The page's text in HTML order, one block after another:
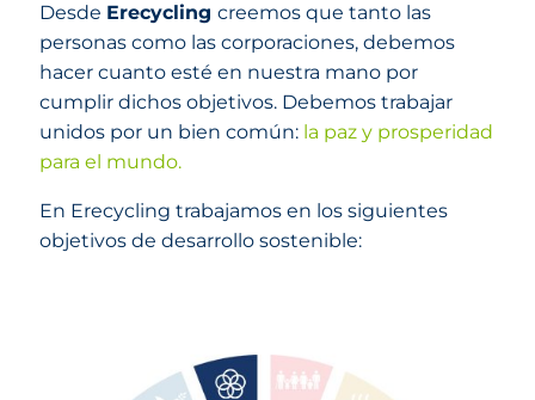
Desde Erecycling creemos que tanto las
personas como las corporaciones, debemos
hacer cuanto esté en nuestra mano por
cumplir dichos objetivos. Debemos trabajar
unidos por un bien común: la paz y prosperidad
para el mundo.
En Erecycling trabajamos en los siguientes
objetivos de desarrollo sostenible: